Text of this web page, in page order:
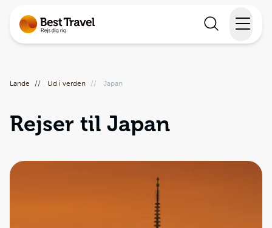
Rejsekalender
Inspiration
Lande // Ud i verden // Japan
Rejser til Japan